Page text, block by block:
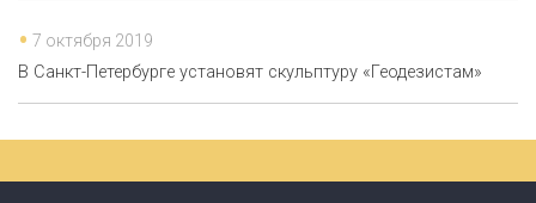
7 октября 2019
В Санкт-Петербурге установят скульптуру «Геодезистам»